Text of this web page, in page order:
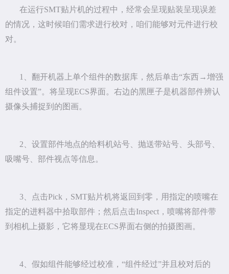
在运行SMT贴片机的过程中，经常会呈现贴装呈现误差
的情况，这时候咱们需求进行校对，咱们能够对元件进行校
对。
1、翻开机器上单个组件的数据库，然后单击“东西→增强
组件设置”。将呈现ECS界面。右边的黑匣子是机器部件辨认
摄像头捕捉到的图画。
2、设置部件地点的给料机站号、抛送带站号、头部号、
吸嘴号、部件视点等信息。
3、点击Pick，SMT贴片机将返回到零，用指定的喷嘴在
指定的进料器中拾取部件；然后点击Inspect，喷嘴将部件带
到相机上摄影，它将显现在ECS界面右侧的拍摄图画。
4、假如组件能够经过校准，“组件经过”并且校对后的